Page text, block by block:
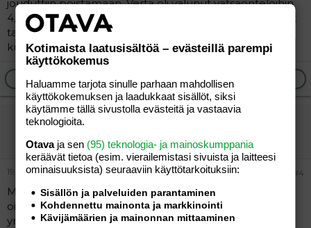
jouduttiin poistamaan. Verta oli valunut vatsaonteloihin
4,5l..joten paljoa ei ollut jäljellä. Kolme päivää meni suht
taju pois nukkuessa. Sairaalassa olin n.viikon ja
kuukauden sairaslomalla. Lapsia on sen jälkeen tullut 3.
Ilmoita asiaton viesti
iltatähti jp
19.02.2005 #4
Minulla todettiin myös kohdunulkopuolinen raskaus ja
oireina oli alavatsakivut ja pistävä hartiakipu. En
ymmärtänyt olevani raskaana, koska ehkäisynä oli
Kotimaista laatusisältöä – evästeillä parempi
käyttökokemus
Haluamme tarjota sinulle parhaan mahdollisen
käyttökokemuksen ja laadukkaat sisällöt, siksi
käytämme tällä sivustolla evästeitä ja vastaavia
teknologioita.
Otavaja sen (95) teknologia- ja mainoskumppania
keräävät tietoa (esim. vierailemis­tasi sivuista ja laitteesi
ominaisuuk­sista) seuraaviin käyttötarkoituksiin:
Sisällön ja palveluiden parantaminen
Kohdennettu mainonta ja markkinointi
Kävijämäärien ja mainonnan mittaaminen